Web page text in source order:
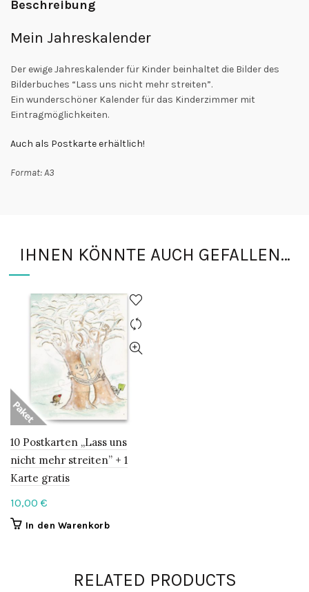
Beschreibung
Mein Jahreskalender
Der ewige Jahreskalender für Kinder beinhaltet die Bilder des
Bilderbuches “Lass uns nicht mehr streiten”.
Ein wunderschöner Kalender für das Kinderzimmer mit
Eintragmöglichkeiten.
Auch als Postkarte erhältlich!
Format: A3
IHNEN KÖNNTE AUCH GEFALLEN…
10 Postkarten „Lass uns
nicht mehr streiten” + 1
Karte gratis
10,00 €
In den Warenkorb
RELATED PRODUCTS